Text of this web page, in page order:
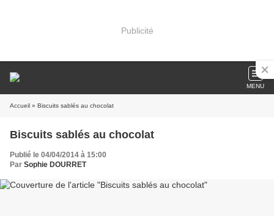
Publicité
MENU
Accueil » Biscuits sablés au chocolat
Biscuits sablés au chocolat
Publié le 04/04/2014 à 15:00
Par Sophie DOURRET